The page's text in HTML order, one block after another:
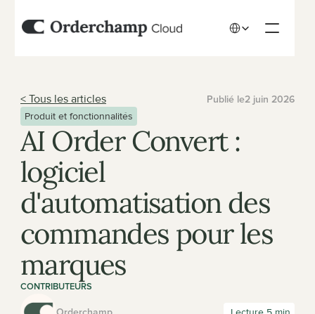
< Tous les articles Publié le2 juin 2026
Produit et fonctionnalités
AI Order Convert :
logiciel
d'automatisation des
commandes pour les
marques
CONTRIBUTEURS